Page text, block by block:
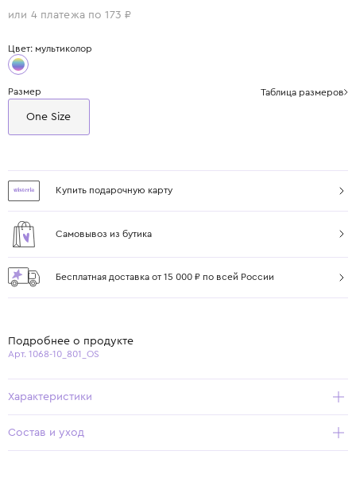
или 4 платежа по 173 ₽
Цвет: мультиколор
Размер Таблица размеров
One Size
Купить подарочную карту
Самовывоз из бутика
Бесплатная доставка от 15 000 ₽ по всей России
Подробнее о продукте
Арт. 1068-10_801_OS
Характеристики
Состав и уход